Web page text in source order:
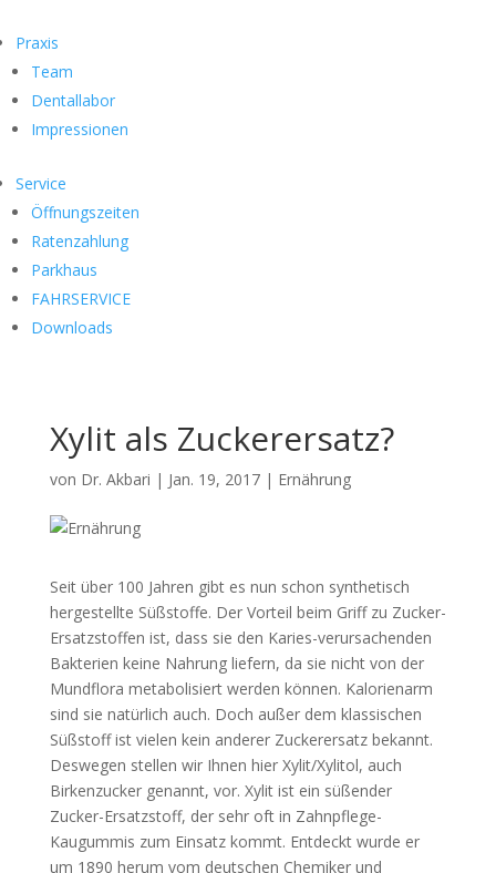
Praxis
Team
Dentallabor
Impressionen
Service
Öffnungszeiten
Ratenzahlung
Parkhaus
FAHRSERVICE
Downloads
Xylit als Zuckerersatz?
von Dr. Akbari | Jan. 19, 2017| Ernährung
Seit über 100 Jahren gibt es nun schon synthetisch
hergestellte Süßstoffe. Der Vorteil beim Griff zu Zucker-
Ersatzstoffen ist, dass sie den Karies-verursachenden
Bakterien keine Nahrung liefern, da sie nicht von der
Mundflora metabolisiert werden können. Kalorienarm
sind sie natürlich auch. Doch außer dem klassischen
Süßstoff ist vielen kein anderer Zuckerersatz bekannt.
Deswegen stellen wir Ihnen hier Xylit/Xylitol, auch
Birkenzucker genannt, vor. Xylit ist ein süßender
Zucker-Ersatzstoff, der sehr oft in Zahnpflege-
Kaugummis zum Einsatz kommt. Entdeckt wurde er
um 1890 herum vom deutschen Chemiker und